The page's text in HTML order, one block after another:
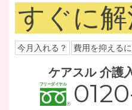
すぐに
今月入れる？ 費用を抑える
ケアスル 介護